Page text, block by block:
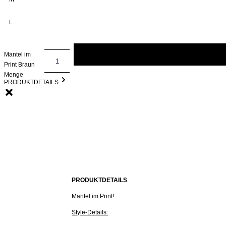
L
Mantel im
Print Braun
Menge
PRODUKTDETAILS
PRODUKTDETAILS
Mantel im Print!
Style-Details: